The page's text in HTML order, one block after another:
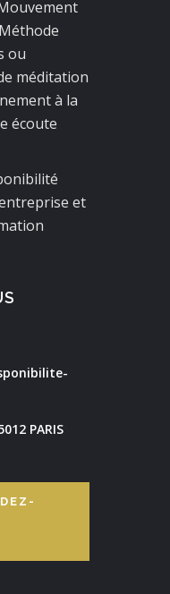
ou
méditation
à la
écoute
et
PARIS